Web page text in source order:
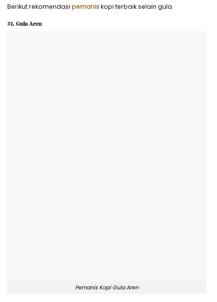
Berikut rekomendasi pemaniskopi terbaik selain gula.
#1. Gula Aren
Pemanis Kopi Gula Aren